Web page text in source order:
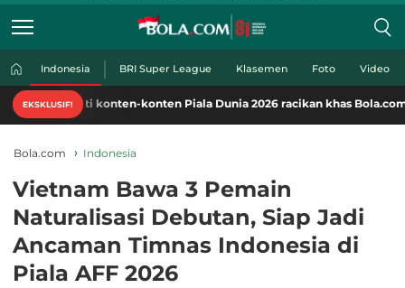
Indonesia BRI Super League Klasemen Foto Video
EKSKLUSIF!
konten-konten Piala Dunia 2026 racikan khas Bola.com. Klik di sini!
Bola.com Indonesia
Vietnam Bawa 3 Pemain
Naturalisasi Debutan, Siap Jadi
Ancaman Timnas Indonesia di
Piala AFF 2026